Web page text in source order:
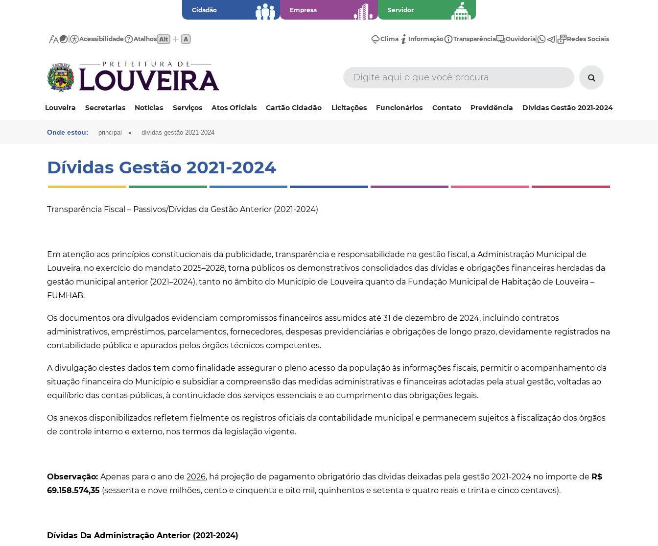
Cidadão Empresa Servidor
Acessibilidade Atalhos Clima Informação Transparência Ouvidoria Redes Sociais
Louveira Secretarias Notícias Serviços Atos Oficiais Cartão Cidadão Licitações Funcionários Contato Previdência Dívidas Gestão 2021-2024
Onde estou: principal » dívidas gestão 2021-2024
Dívidas Gestão 2021-2024
Transparência Fiscal – Passivos/Dívidas da Gestão Anterior (2021-2024)
Em atenção aos princípios constitucionais da publicidade, transparência e responsabilidade na gestão fiscal, a Administração Municipal de
Louveira, no exercício do mandato 2025–2028, torna públicos os demonstrativos consolidados das dívidas e obrigações financeiras herdadas da
gestão municipal anterior (2021–2024), tanto no âmbito do Município de Louveira quanto da Fundação Municipal de Habitação de Louveira –
FUMHAB.
Os documentos ora divulgados evidenciam compromissos financeiros assumidos até 31 de dezembro de 2024, incluindo contratos
administrativos, empréstimos, parcelamentos, fornecedores, despesas previdenciárias e obrigações de longo prazo, devidamente registrados na
contabilidade pública e apurados pelos órgãos técnicos competentes.
A divulgação destes dados tem como finalidade assegurar o pleno acesso da população às informações fiscais, permitir o acompanhamento da
situação financeira do Município e subsidiar a compreensão das medidas administrativas e financeiras adotadas pela atual gestão, voltadas ao
equilíbrio das contas públicas, à continuidade dos serviços essenciais e ao cumprimento das obrigações legais.
Os anexos disponibilizados refletem fielmente os registros oficiais da contabilidade municipal e permanecem sujeitos à fiscalização dos órgãos
de controle interno e externo, nos termos da legislação vigente.
Observação: Apenas para o ano de 2026, há projeção de pagamento obrigatório das dívidas deixadas pela gestão 2021-2024 no importe de R$
69.158.574,35 (sessenta e nove milhões, cento e cinquenta e oito mil, quinhentos e setenta e quatro reais e trinta e cinco centavos).
Dívidas Da Administração Anterior (2021-2024)